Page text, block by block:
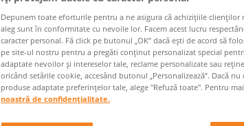
EMPIRE
Depunem toate eforturile pentru a ne asigura că achizițiile
aleg sunt în conformitate cu nevoile lor. Facem acest lucru
caracter personal. Fă click pe butonul „OK” dacă ești de acord să
pe site-ul nostru pentru a pregăti conținut personalizat special
adaptate nevoilor și intereselor tale, reclame personalizate sau
oricând setările cookie, accesând butonul „Personalizează”. Dacă
produse adaptate preferințelor tale, alege "Refuză toate". Pentru
noastră de confidențialitate.